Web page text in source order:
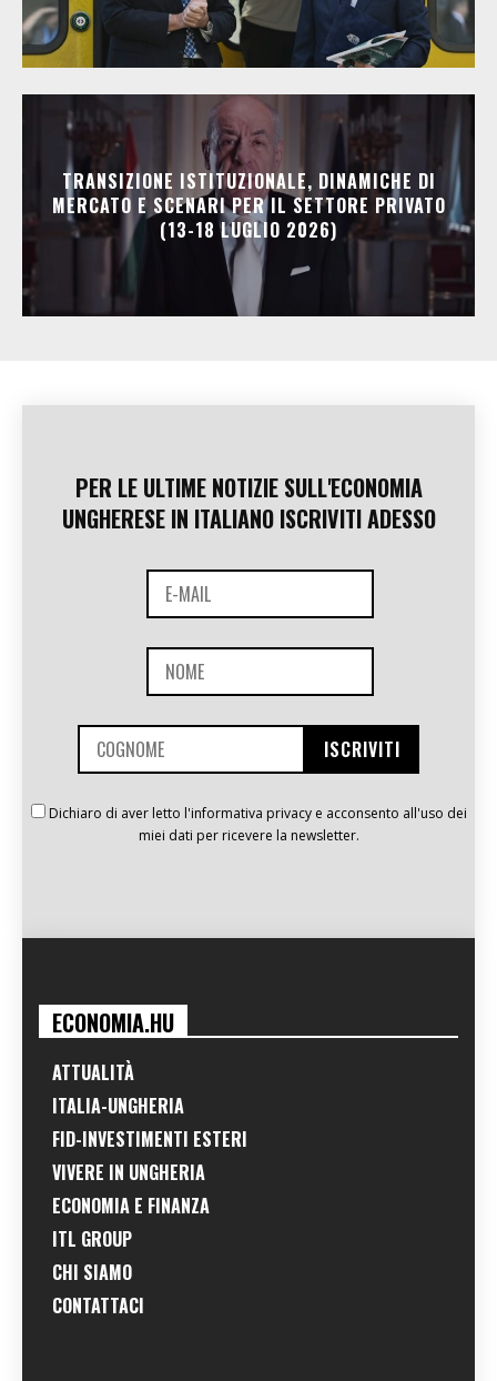
TRANSIZIONE ISTITUZIONALE, DINAMICHE DI
MERCATO E SCENARI PER IL SETTORE PRIVATO
(13-18 LUGLIO 2026)
PER LE ULTIME NOTIZIE SULL'ECONOMIA
UNGHERESE IN ITALIANO ISCRIVITI ADESSO
Dichiaro di aver letto l'informativa privacy e acconsento all'uso dei
miei dati per ricevere la newsletter.
ECONOMIA.HU
ATTUALITÀ
ITALIA-UNGHERIA
FID-INVESTIMENTI ESTERI
VIVERE IN UNGHERIA
ECONOMIA E FINANZA
ITL GROUP
CHI SIAMO
CONTATTACI